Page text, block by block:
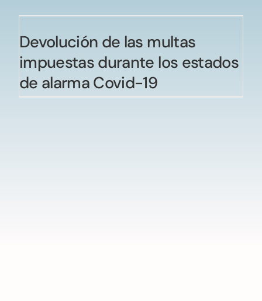
Devolución de las multas
impuestas durante los estados
de alarma Covid-19